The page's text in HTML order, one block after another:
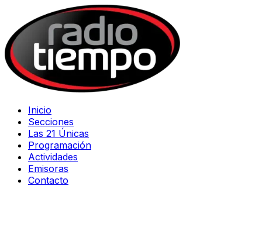
Inicio
Secciones
Las 21 Únicas
Programación
Actividades
Emisoras
Contacto